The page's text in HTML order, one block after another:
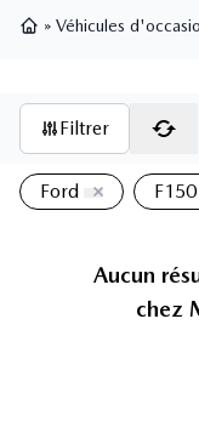
» Véhicules
Filtrer
Ford F150
Aucun
chez